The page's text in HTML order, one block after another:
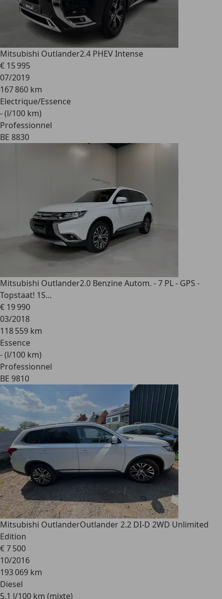
Mitsubishi Outlander2.4 PHEV Intense
€ 15 995
07/2019
167 860 km
Electrique/Essence
- (l/100 km)
Professionnel
BE 8830
Mitsubishi Outlander2.0 Benzine Autom. - 7 PL - GPS -
Topstaat! 1S...
€ 19 990
03/2018
118 559 km
Essence
- (l/100 km)
Professionnel
BE 9810
Mitsubishi OutlanderOutlander 2.2 DI-D 2WD Unlimited
Edition
€ 7 500
10/2016
193 069 km
Diesel
5,1 l/100 km (mixte)